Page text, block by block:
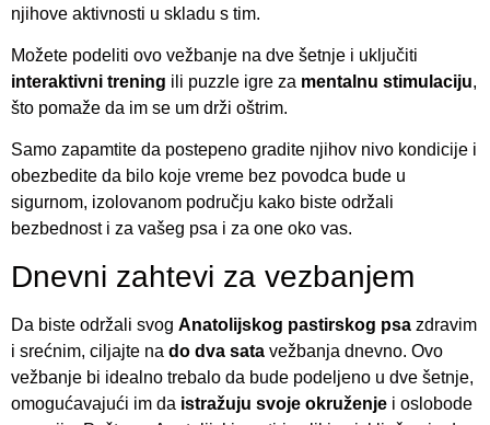
njihove aktivnosti u skladu s tim.
Možete podeliti ovo vežbanje na dve šetnje i uključiti
interaktivni trening ili puzzle igre za mentalnu stimulaciju,
što pomaže da im se um drži oštrim.
Samo zapamtite da postepeno gradite njihov nivo kondicije i
obezbedite da bilo koje vreme bez povodca bude u
sigurnom, izolovanom području kako biste održali
bezbednost i za vašeg psa i za one oko vas.
Dnevni zahtevi za vezbanjem
Da biste održali svog Anatolijskog pastirskog psa zdravim
i srećnim, ciljajte na do dva sata vežbanja dnevno. Ovo
vežbanje bi idealno trebalo da bude podeljeno u dve šetnje,
omogućavajući im da istražuju svoje okruženje i oslobode